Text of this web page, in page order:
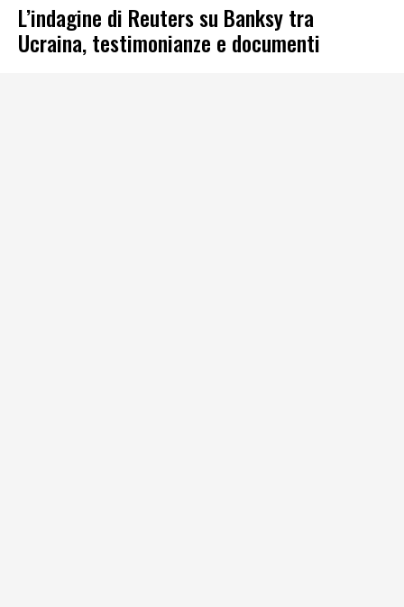
L’indagine di Reuters su Banksy tra
Ucraina, testimonianze e documenti